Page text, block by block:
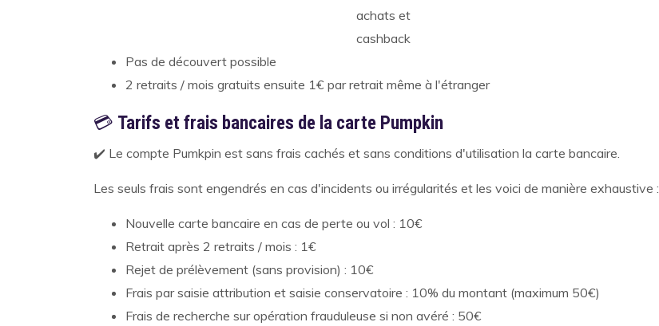
Pas de découvert possible
2 retraits / mois gratuits ensuite 1€ par retrait même à l'étranger
💳 Tarifs et frais bancaires de la carte Pumpkin
✔️ Le compte Pumkpin est sans frais cachés et sans conditions d'utilisation la carte bancaire.
Les seuls frais sont engendrés en cas d'incidents ou irrégularités et les voici de manière exhaustive :
Nouvelle carte bancaire en cas de perte ou vol : 10€
Retrait après 2 retraits / mois : 1€
Rejet de prélèvement (sans provision) : 10€
Frais par saisie attribution et saisie conservatoire : 10% du montant (maximum 50€)
Frais de recherche sur opération frauduleuse si non avéré : 50€